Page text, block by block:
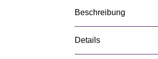
Beschreibung
Details